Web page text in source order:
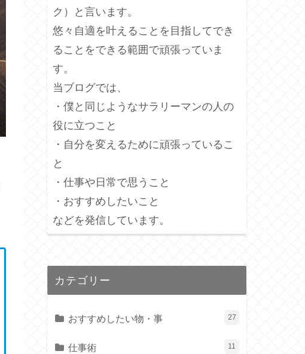
ク）と言います。
悠々自適を叶えることを目指してでき
ることをできる範囲で頑張っていま
す。
当ブログでは、
・僕と同じようなサラリーマンの人の
役に立つこと
・自分を変えるために頑張っているこ
と
・仕事や日常で思うこと
・おすすめしたいこと
などを発信しています。
カテゴリー
おすすめしたい物・事 27
仕事術 11